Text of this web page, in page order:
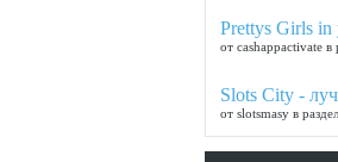
Prettys Girls
от cashappactivate
Slots City -
от slotsmasy в